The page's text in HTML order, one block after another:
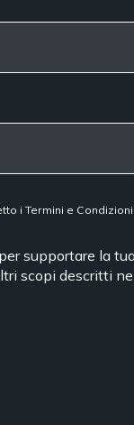
i Termini e
supportare la
scopi descritti